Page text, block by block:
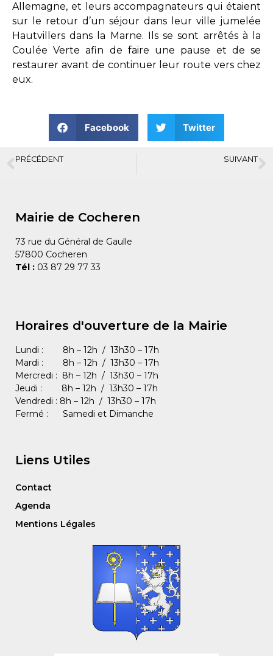
Allemagne, et leurs accompagnateurs qui étaient
sur le retour d’un séjour dans leur ville jumelée
Hautvillers dans la Marne. Ils se sont arrêtés à la
Coulée Verte afin de faire une pause et de se
restaurer avant de continuer leur route vers chez
eux.
Facebook Twitter
PRÉCÉDENT SUIVANT
Mairie de Cocheren
73 rue du Général de Gaulle
57800 Cocheren
Tél : 03 87 29 77 33
Horaires d'ouverture de la Mairie
Lundi : 8h – 12h / 13h30 – 17h
Mardi : 8h – 12h / 13h30 – 17h
Mercredi : 8h – 12h / 13h30 – 17h
Jeudi : 8h – 12h / 13h30 – 17h
Vendredi : 8h – 12h / 13h30 – 17h
Fermé : Samedi et Dimanche
Liens Utiles
Contact
Agenda
Mentions Légales